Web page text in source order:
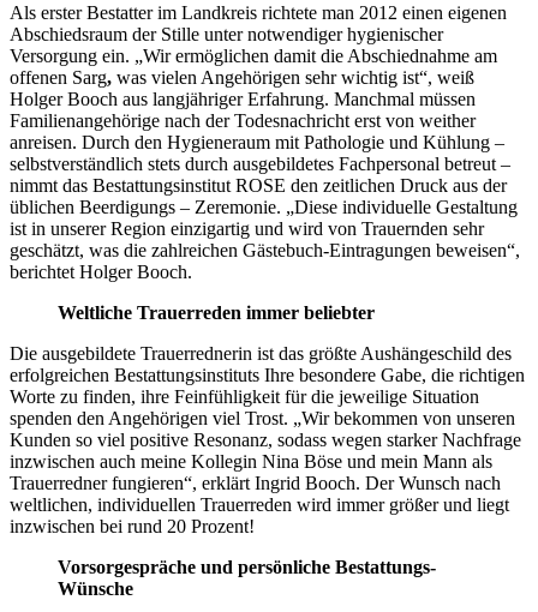
Als erster Bestatter im Landkreis richtete man 2012 einen eigenen
Abschiedsraum der Stille unter notwendiger hygienischer
Versorgung ein. „Wir ermöglichen damit die Abschiednahme am
offenen Sarg, was vielen Angehörigen sehr wichtig ist“, weiß
Holger Booch aus langjähriger Erfahrung. Manchmal müssen
Familienangehörige nach der Todesnachricht erst von weither
anreisen. Durch den Hygieneraum mit Pathologie und Kühlung –
selbstverständlich stets durch ausgebildetes Fachpersonal betreut –
nimmt das Bestattungsinstitut ROSE den zeitlichen Druck aus der
üblichen Beerdigungs – Zeremonie. „Diese individuelle Gestaltung
ist in unserer Region einzigartig und wird von Trauernden sehr
geschätzt, was die zahlreichen Gästebuch-Eintragungen beweisen“,
berichtet Holger Booch.
Weltliche Trauerreden immer beliebter
Die ausgebildete Trauerrednerin ist das größte Aushängeschild des
erfolgreichen Bestattungsinstituts Ihre besondere Gabe, die richtigen
Worte zu finden, ihre Feinfühligkeit für die jeweilige Situation
spenden den Angehörigen viel Trost. „Wir bekommen von unseren
Kunden so viel positive Resonanz, sodass wegen starker Nachfrage
inzwischen auch meine Kollegin Nina Böse und mein Mann als
Trauerredner fungieren“, erklärt Ingrid Booch. Der Wunsch nach
weltlichen, individuellen Trauerreden wird immer größer und liegt
inzwischen bei rund 20 Prozent!
Vorsorgespräche und persönliche Bestattungs-
Wünsche